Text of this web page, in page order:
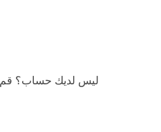
ليس لديك حساب؟ قم